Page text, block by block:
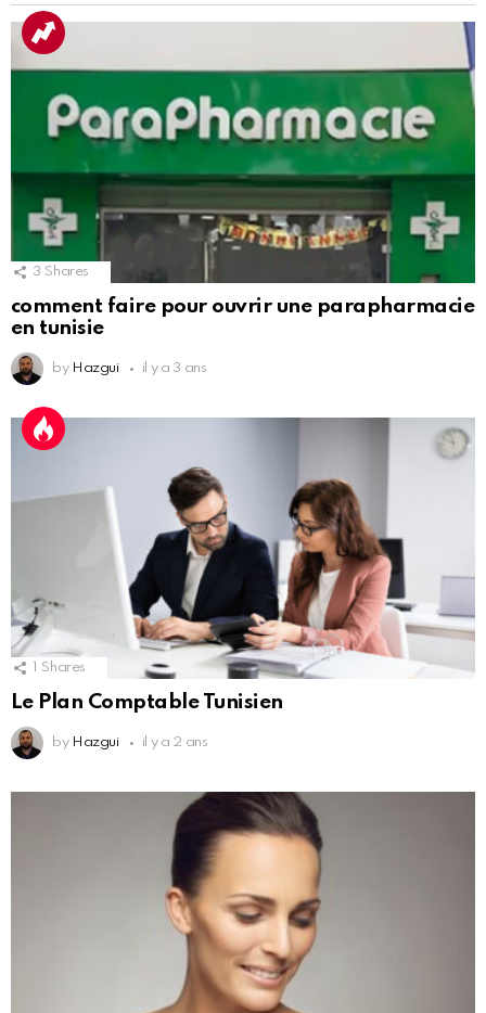
3 Shares
comment faire pour ouvrir une parapharmacie
en tunisie
by Hazgui il y a 3 ans
Shares
Le Plan Comptable Tunisien
by Hazgui il y a 2 ans